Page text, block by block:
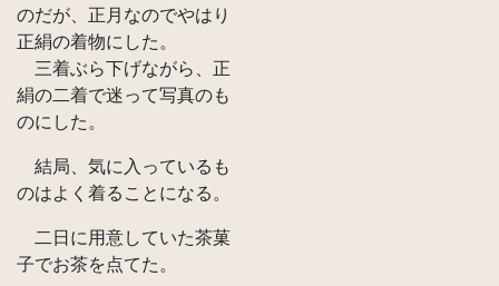
のだが、正月なのでやはり
正絹の着物にした。
三着ぶら下げながら、正
絹の二着で迷って写真のも
のにした。
結局、気に入っているも
のはよく着ることになる。
二日に用意していた茶菓
子でお茶を点てた。